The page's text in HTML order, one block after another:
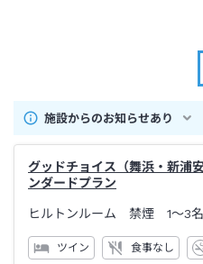
施設からのお知らせあり
グッドチョイス（舞浜・新浦
ンダードプラン
ヒルトンルーム 禁煙 1～3名
ツイン 食事なし